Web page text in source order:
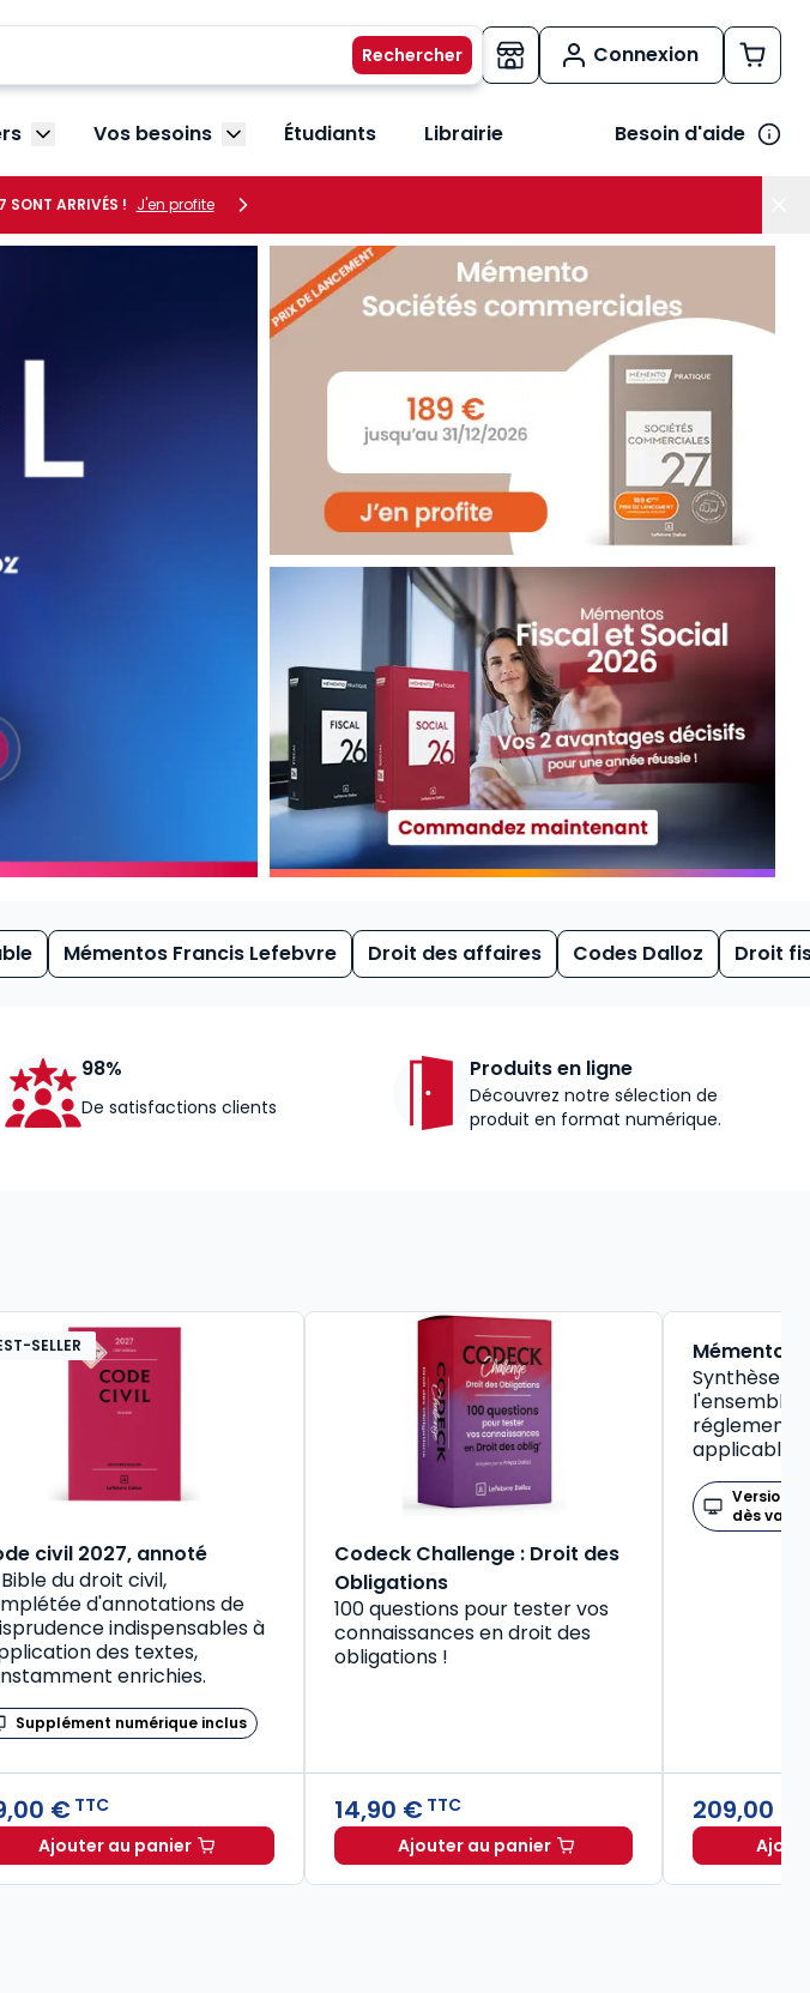
Connexion
Afficher le sous-menu Vos métiers
Vos besoins Afficher le sous-menu Vos besoins
Étudiants Librairie Besoin d'aide
SONT ARRIVÉS ! J'en profite
Mémentos Francis Lefebvre Droit des affaires Codes Dalloz Droit
98%
De satisfactions clients
Produits en ligne
Découvrez notre sélection de
produit en format numérique.
Code de la santé publique 2026, annoté commenté en ligne (Coffret en 2 tomes) à TTC
SELLER
civil 2027, annoté
Bible du droit civil,
d'annotations de
indispensables à
des textes,
enrichies.
Supplément numérique inclus
€ TTC
Ajouter au panier
Codeck Challenge : Droit des
Obligations
100 questions pour tester vos
connaissances en droit des
obligations !
14,90 € TTC
Ajouter au panier
BEST-SELLER
Mémento
Synthèse
l'ensemble
applicable
Version
dès
209,00 €